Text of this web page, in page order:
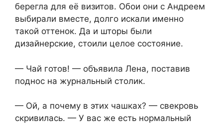
берегла для её визитов. Обои они с Андреем
выбирали вместе, долго искали именно
такой оттенок. Да и шторы были
дизайнерские, стоили целое состояние.
— Чай готов! — объявила Лена, поставив
поднос на журнальный столик.
— Ой, а почему в этих чашках? — свекровь
скривилась. — У вас же есть нормальный